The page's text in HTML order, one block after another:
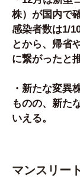
株）が国内で
感染者数は1/
とから、帰省
に繋がったと
・新たな変異
ものの、新た
いえる。
マンスリー